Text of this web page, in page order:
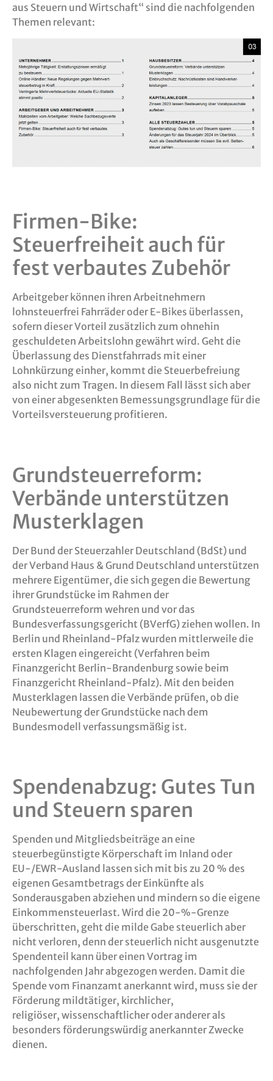
aus Steuern und Wirtschaft“ sind die nachfolgenden
Themen relevant:
Firmen-Bike:
Steuerfreiheit auch für
fest verbautes Zubehör
Arbeitgeber können ihren Arbeitnehmern
lohnsteuerfrei Fahrräder oder E-Bikes überlassen,
sofern dieser Vorteil zusätzlich zum ohnehin
geschuldeten Arbeitslohn gewährt wird. Geht die
Überlassung des Dienstfahrrads mit einer
Lohnkürzung einher, kommt die Steuerbefreiung
also nicht zum Tragen. In diesem Fall lässt sich aber
von einer abgesenkten Bemessungsgrundlage für die
Vorteilsversteuerung profitieren.
Grundsteuerreform:
Verbände unterstützen
Musterklagen
Der Bund der Steuerzahler Deutschland (BdSt) und
der Verband Haus & Grund Deutschland unterstützen
mehrere Eigentümer, die sich gegen die Bewertung
ihrer Grundstücke im Rahmen der
Grundsteuerreform wehren und vor das
Bundesverfassungsgericht (BVerfG) ziehen wollen. In
Berlin und Rheinland-Pfalz wurden mittlerweile die
ersten Klagen eingereicht (Verfahren beim
Finanzgericht Berlin-Brandenburg sowie beim
Finanzgericht Rheinland-Pfalz). Mit den beiden
Musterklagen lassen die Verbände prüfen, ob die
Neubewertung der Grundstücke nach dem
Bundesmodell verfassungsmäßig ist.
Spendenabzug: Gutes Tun
und Steuern sparen
Spenden und Mitgliedsbeiträge an eine
steuerbegünstigte Körperschaft im Inland oder
EU-/EWR-Ausland lassen sich mit bis zu 20 % des
eigenen Gesamtbetrags der Einkünfte als
Sonderausgaben abziehen und mindern so die eigene
Einkommensteuerlast. Wird die 20-%-Grenze
überschritten, geht die milde Gabe steuerlich aber
nicht verloren, denn der steuerlich nicht ausgenutzte
Spendenteil kann über einen Vortrag im
nachfolgenden Jahr abgezogen werden. Damit die
Spende vom Finanzamt anerkannt wird, muss sie der
Förderung mildtätiger, kirchlicher,
religiöser, wissenschaftlicher oder anderer als
besonders förderungswürdig anerkannter Zwecke
dienen.